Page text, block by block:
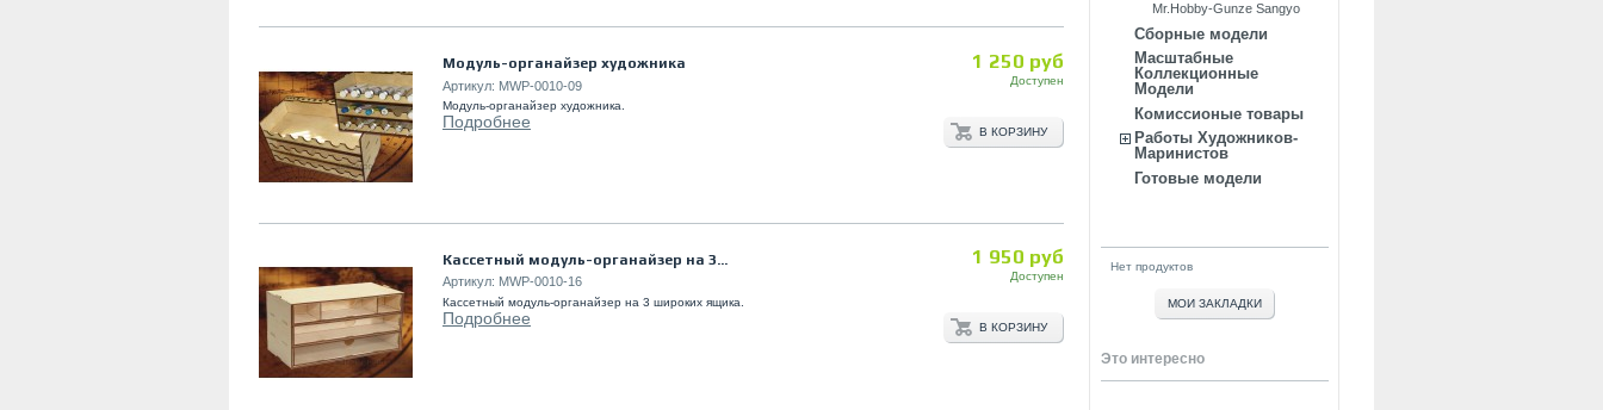
Модуль-органайзер художника
Артикул: MWP-0010-09
Модуль-органайзер художника.
Подробнее
1 250 руб
Доступен
В КОРЗИНУ
Касcетный модуль-органайзер на 3...
Артикул: MWP-0010-16
Касcетный модуль-органайзер на 3 широких ящика.
Подробнее
1 950 руб
Доступен
В КОРЗИНУ
Mr.Hobby-Gunze Sangyo
Сборные модели
Масштабные
Коллекционные
Модели
Комиссионые товары
Работы Художников-
Маринистов
Готовые модели
Нет продуктов
МОИ ЗАКЛАДКИ
Это интересно